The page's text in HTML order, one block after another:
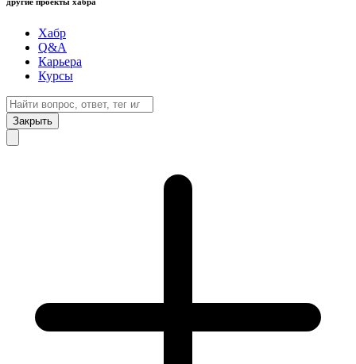
Хабр
Q&A
Карьера
Курсы
Закрыть